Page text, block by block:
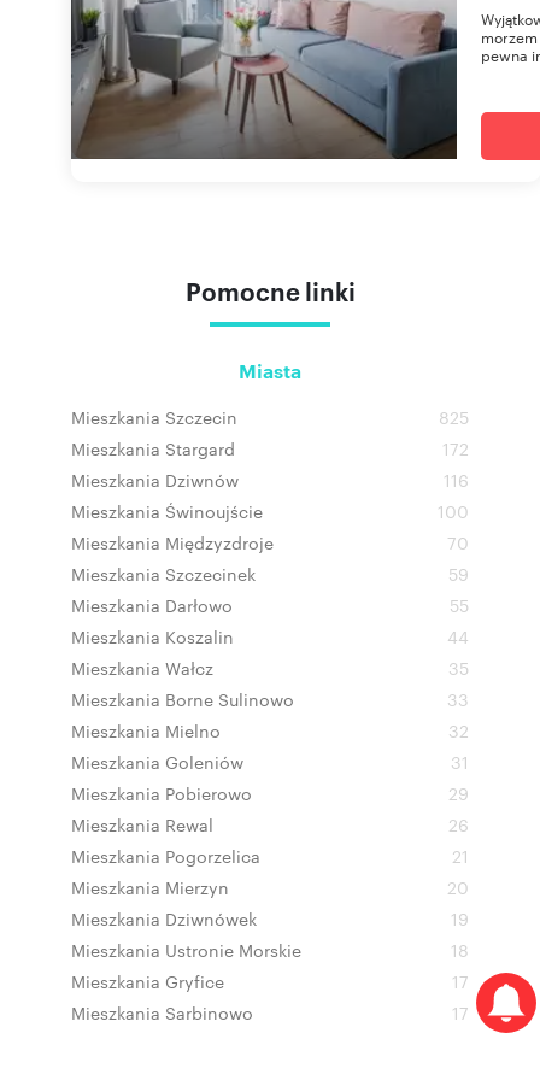
pewna
Pomocne linki
Miasta
Mieszkania Szczecin
825
Mieszkania Stargard
172
Mieszkania Dziwnów
116
Mieszkania Świnoujście
100
Mieszkania Międzyzdroje
70
Mieszkania Szczecinek
59
Mieszkania Darłowo
55
Mieszkania Koszalin
44
Mieszkania Wałcz
35
Mieszkania Borne Sulinowo
33
Mieszkania Mielno
32
Mieszkania Goleniów
31
Mieszkania Pobierowo
29
Mieszkania Rewal
26
Mieszkania Pogorzelica
21
Mieszkania Mierzyn
20
Mieszkania Dziwnówek
19
Mieszkania Ustronie Morskie
18
Mieszkania Gryfice
17
Mieszkania Sarbinowo
17